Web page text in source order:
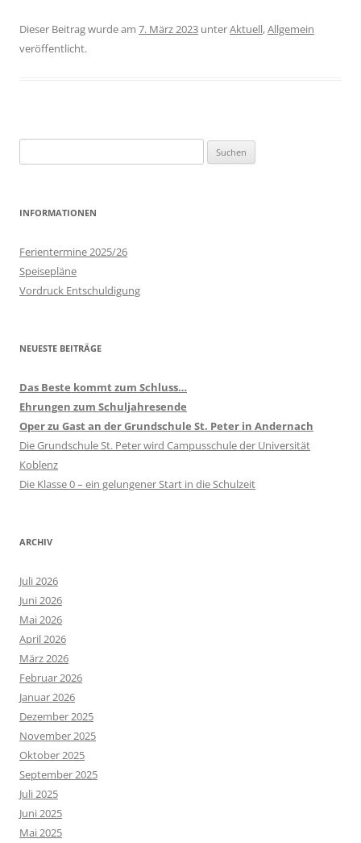
Dieser Beitrag wurde am 7. März 2023 unterAktuell,Allgemein
veröffentlicht.
nach:
INFORMATIONEN
Ferientermine 2025/26
Speisepläne
Vordruck Entschuldigung
NEUESTE BEITRÄGE
Das Beste kommt zum Schluss…
Ehrungen zum Schuljahresende
Oper zu Gast an der Grundschule St. Peter in Andernach
Die Grundschule St. Peter wird Campusschule der Universität
Koblenz
Die Klasse 0 – ein gelungener Start in die Schulzeit
ARCHIV
Juli 2026
Juni 2026
Mai 2026
April 2026
März 2026
Februar 2026
Januar 2026
Dezember 2025
November 2025
Oktober 2025
September 2025
Juli 2025
Juni 2025
Mai 2025